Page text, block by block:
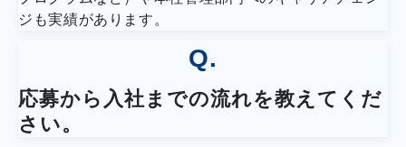
ジも実績があります。
Q.
応募から入社までの流れを教えてくだ
さい。